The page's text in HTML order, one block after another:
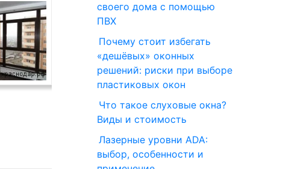
своего дома с помощью
ПВХ
Почему стоит избегать
«дешёвых» оконных
решений: риски при выборе
пластиковых окон
Что такое слуховые окна?
Виды и стоимость
Лазерные уровни ADA:
выбор, особенности и